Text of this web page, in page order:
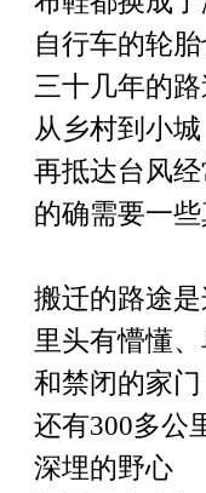
自行车的轮
三十几年的
从乡村到小城
再抵达台风
的确需要一
搬迁的路途
里头有懵懂
和禁闭的家门
还有300多公
深埋的野心